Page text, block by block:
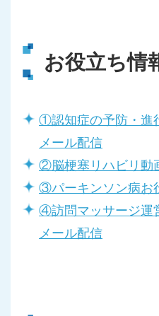
お役立ち情
①認知症の予防・進
メール配信
②脳梗塞リハビリ動
③パーキンソン病お
④訪問マッサージ運
メール配信